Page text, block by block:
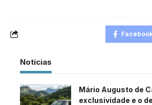
Notícias
Mário Augusto de
exclusividade e o